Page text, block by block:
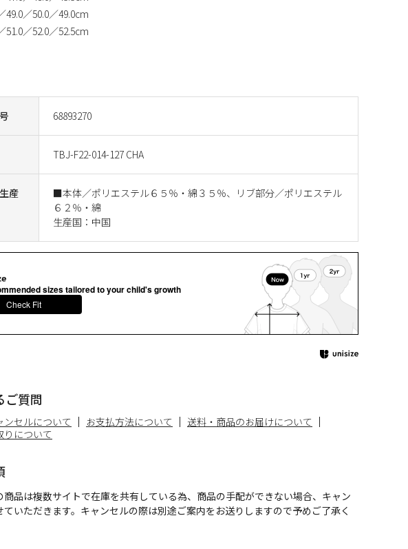
68893270
TBJ-F22-014-127 CHA
産
■本体／ポリエステル６５％・綿３５％、リブ部分／ポリエステル
６２％・綿
生産国：中国
49.0／50.0／49.0cm
51.0／52.0／52.5cm
ご質問
ンセルについて お支払方法について
送料・商品のお届けについて
りについて
品は複数サイトで在庫を共有している為、商品の手配ができない場合、キャン
ていただきます。キャンセルの際は別途ご案内をお送りしますので予めご了承く
sizes tailored to your child's growth
Check Fit